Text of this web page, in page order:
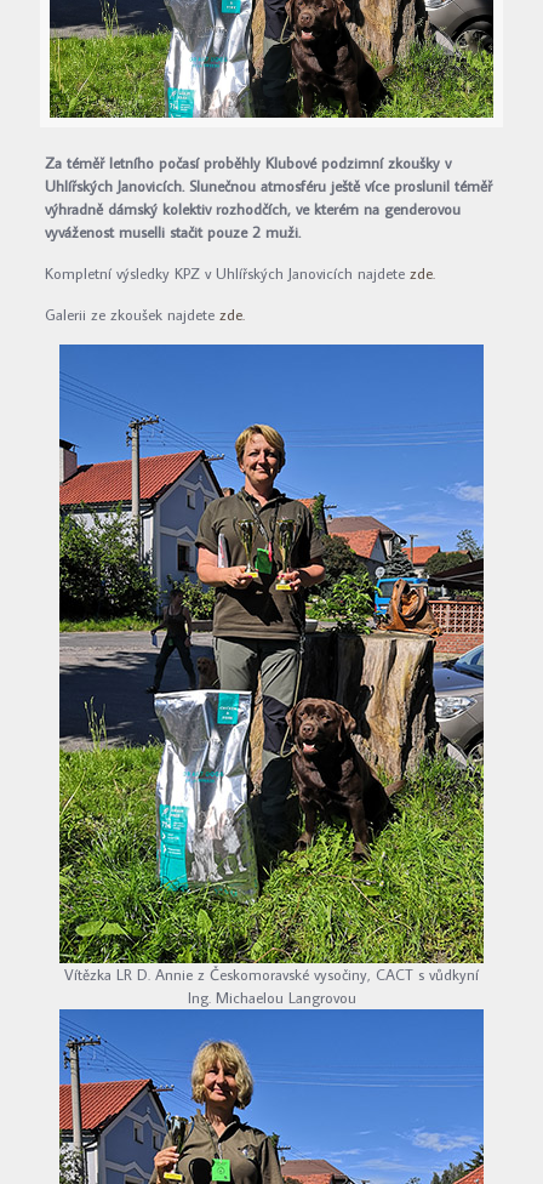
Za téměř letního počasí proběhly Klubové podzimní zkoušky v
Uhlířských Janovicích. Slunečnou atmosféru ještě více proslunil téměř
výhradně dámský kolektiv rozhodčích, ve kterém na genderovou
vyváženost muselli stačit pouze 2 muži.
Kompletní výsledky KPZ v Uhlířských Janovicích najdetezde.
Galerii ze zkoušek najdetezde.
Vítězka LR D. Annie z Českomoravské vysočiny, CACT s vůdkyní
Ing. Michaelou Langrovou